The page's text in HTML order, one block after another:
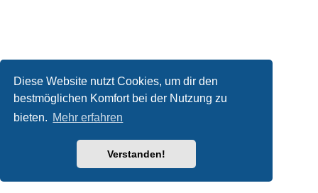
Diese Website nutzt Cookies, um dir den
bestmöglichen Komfort bei der Nutzung zu
bieten. Mehr erfahren
Verstanden!